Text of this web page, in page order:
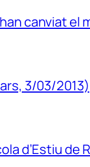
canviat el
3/03/2013)
d’Estiu de